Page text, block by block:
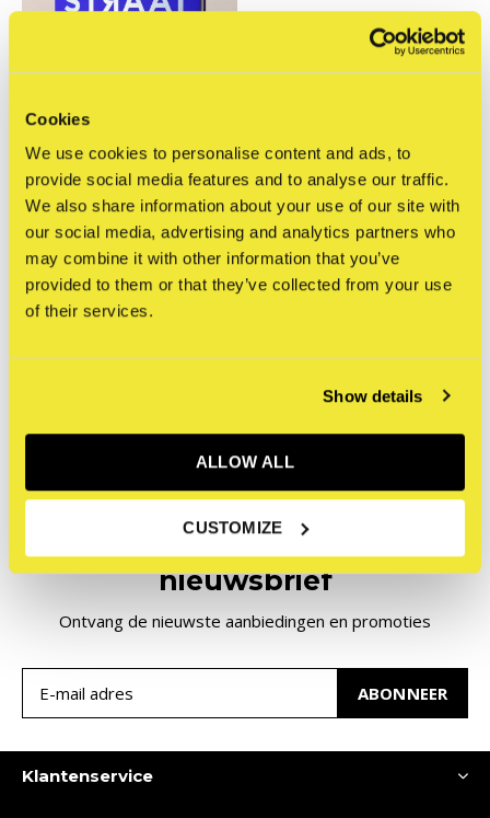
Cookies
We use cookies to personalise content and ads, to
provide social media features and to analyse our traffic.
We also share information about your use of our site with
our social media, advertising and analytics partners who
may combine it with other information that you’ve
provided to them or that they’ve collected from your use
of their services.
Show details
ALLOW ALL
CUSTOMIZE
STRAAT Museum
STRAAT Catalogus:
Museum for Street Art
and Graffiti (2024)
€34,95
Seen 1 of the 1 products
Meld je aan voor onze
nieuwsbrief
Ontvang de nieuwste aanbiedingen en promoties
ABONNEER
Klantenservice